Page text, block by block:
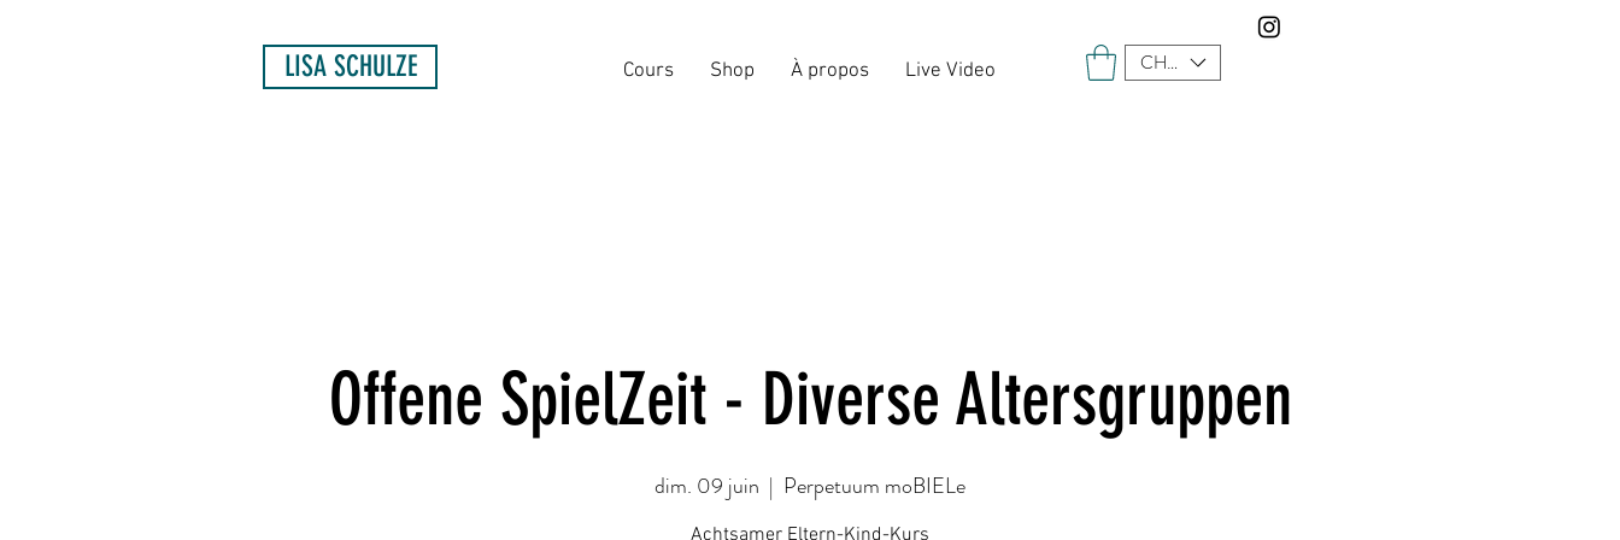
Cours Shop À propos Live Video
LISA SCHULZE CHF (CHF)
Offene SpielZeit - Diverse Altersgruppen
dim. 09 juin
  |
Perpetuum moBIELe
Achtsamer Eltern-Kind-Kurs